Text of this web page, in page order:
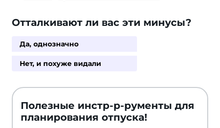
Отталкивают ли вас эти минусы?
Да, однозначно
Нет, и похуже видали
Полезные инстр-р-рументы для
планирования отпуска!